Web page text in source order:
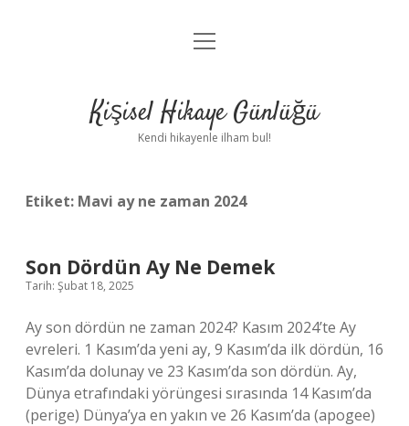
Anasayfa
Yasal Uyarı
menüyü
Kişisel Hikaye Günlüğü
Kendi hikayenle ilham bul!
Etiket: Mavi ay ne zaman 2024
Son Dördün Ay Ne Demek
Tarih: Şubat 18, 2025
Ay son dördün ne zaman 2024? Kasım 2024’te Ay
evreleri. 1 Kasım’da yeni ay, 9 Kasım’da ilk dördün, 16
Kasım’da dolunay ve 23 Kasım’da son dördün. Ay,
Dünya etrafındaki yörüngesi sırasında 14 Kasım’da
(perige) Dünya’ya en yakın ve 26 Kasım’da (apogee)